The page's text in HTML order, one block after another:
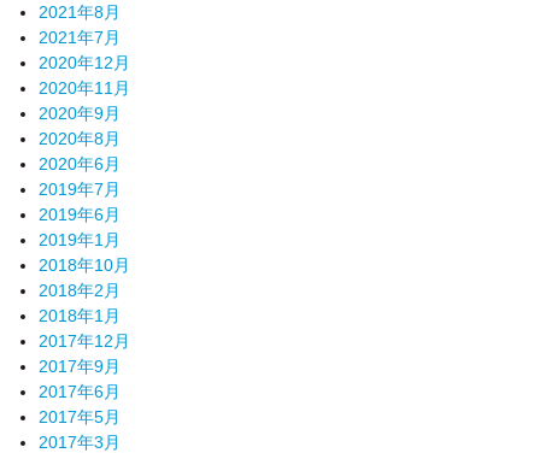
2021年8月
2021年7月
2020年12月
2020年11月
2020年9月
2020年8月
2020年6月
2019年7月
2019年6月
2019年1月
2018年10月
2018年2月
2018年1月
2017年12月
2017年9月
2017年6月
2017年5月
2017年3月